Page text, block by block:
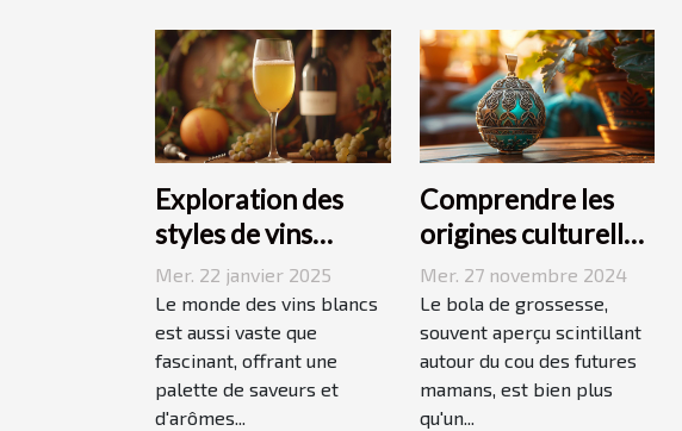
Exploration des
styles de vins
blancs issus de
vignobles
renommés
Mer. 22 janvier 2025
Le monde des vins blancs
est aussi vaste que
fascinant, offrant une
palette de saveurs et
d'arômes...
Comprendre les
origines culturelles
du bola de
grossesse
Mer. 27 novembre 2024
Le bola de grossesse,
souvent aperçu scintillant
autour du cou des futures
mamans, est bien plus
qu'un...